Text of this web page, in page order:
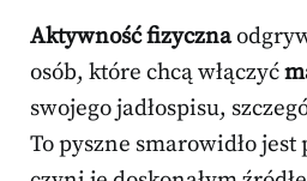
Aktywność fizyczna
osób, które chcą włączyć
swojego jadłospisu,
To pyszne smarowidło